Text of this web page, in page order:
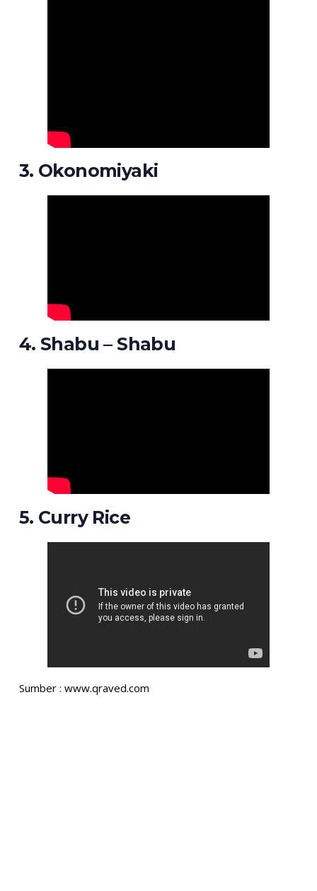
3. Okonomiyaki
4. Shabu – Shabu
5. Curry Rice
Sumber : www.qraved.com